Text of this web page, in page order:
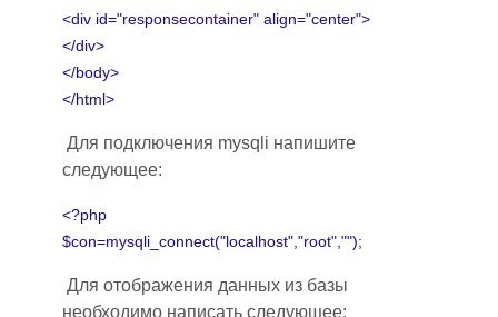
<div id="responsecontainer" align="center">
</div>
</body>
</html>
Для подключения mysqli напишите
следующее:
<?php
$con=mysqli_connect("localhost","root","");
Для отображения данных из базы
необходимо написать следующее: